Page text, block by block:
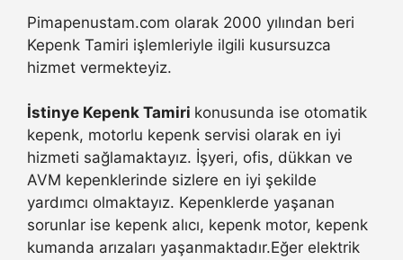
Pimapenustam.com olarak 2000 yılından beri
Kepenk Tamiri işlemleriyle ilgili kusursuzca
hizmet vermekteyiz.
İstinye Kepenk Tamiri konusunda ise otomatik
kepenk, motorlu kepenk servisi olarak en iyi
hizmeti sağlamaktayız. İşyeri, ofis, dükkan ve
AVM kepenklerinde sizlere en iyi şekilde
yardımcı olmaktayız. Kepenklerde yaşanan
sorunlar ise kepenk alıcı, kepenk motor, kepenk
kumanda arızaları yaşanmaktadır.Eğer elektrik